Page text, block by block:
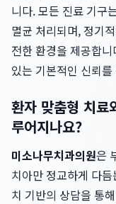
니다. 모든 진료 기구
멸균 처리되며, 정기
전한 환경을 제공합
있는 기본적인 신뢰
환자 맞춤형 치료
루어지나요?
미소나무치과의원은
치아만 정교하게 다
치 기반의 상담을 통